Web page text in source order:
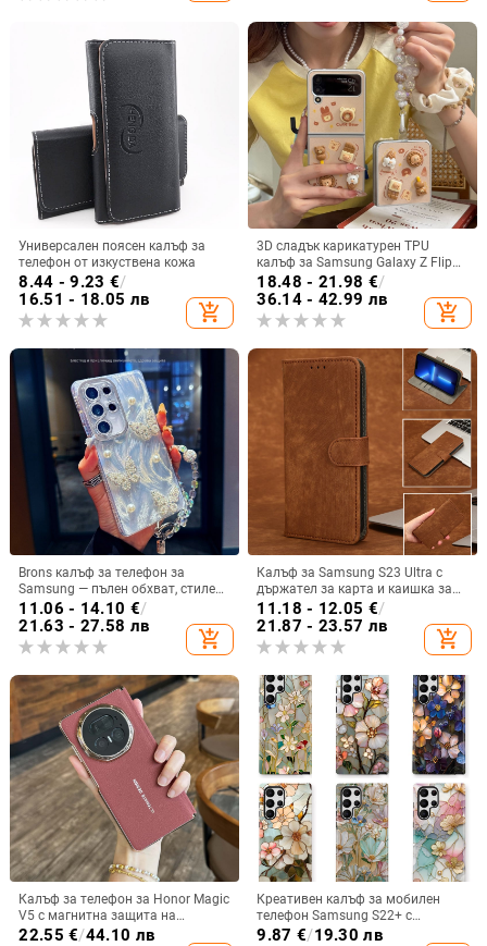
Универсален поясен калъф за
телефон от изкуствена кожа
8.44 - 9.23 €/
16.51 - 18.05 лв
add_shopping_cart
3D сладък карикатурен TPU
калъф за Samsung Galaxy Z Flip
6/3/4, защита срещу изпускане,
корейски стил
18.48 - 21.98 €/
36.14 - 42.99 лв
add_shopping_cart
Brons калъф за телефон за
Samsung — пълен обхват, стилен
и креативен дизайн, TPU
материал, удароустойчив
11.06 - 14.10 €/
21.63 - 27.58 лв
add_shopping_cart
Калъф за Samsung S23 Ultra с
държател за карта и каишка за
през врата
11.18 - 12.05 €/
21.87 - 23.57 лв
add_shopping_cart
Калъф за телефон за Honor Magic
V5 с магнитна защита на
централната ос, пълна защита на
22.55 €/44.10 лв
Креативен калъф за мобилен
телефон Samsung S22+ с
остъклено цвете, защита от
9.87 €/19.30 лв